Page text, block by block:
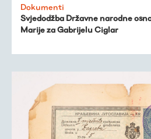
Dokumenti
Svjedodžba Državne narodne
Marije za Gabrijelu Ciglar